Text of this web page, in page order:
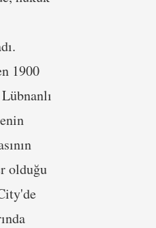
1900
olduğu